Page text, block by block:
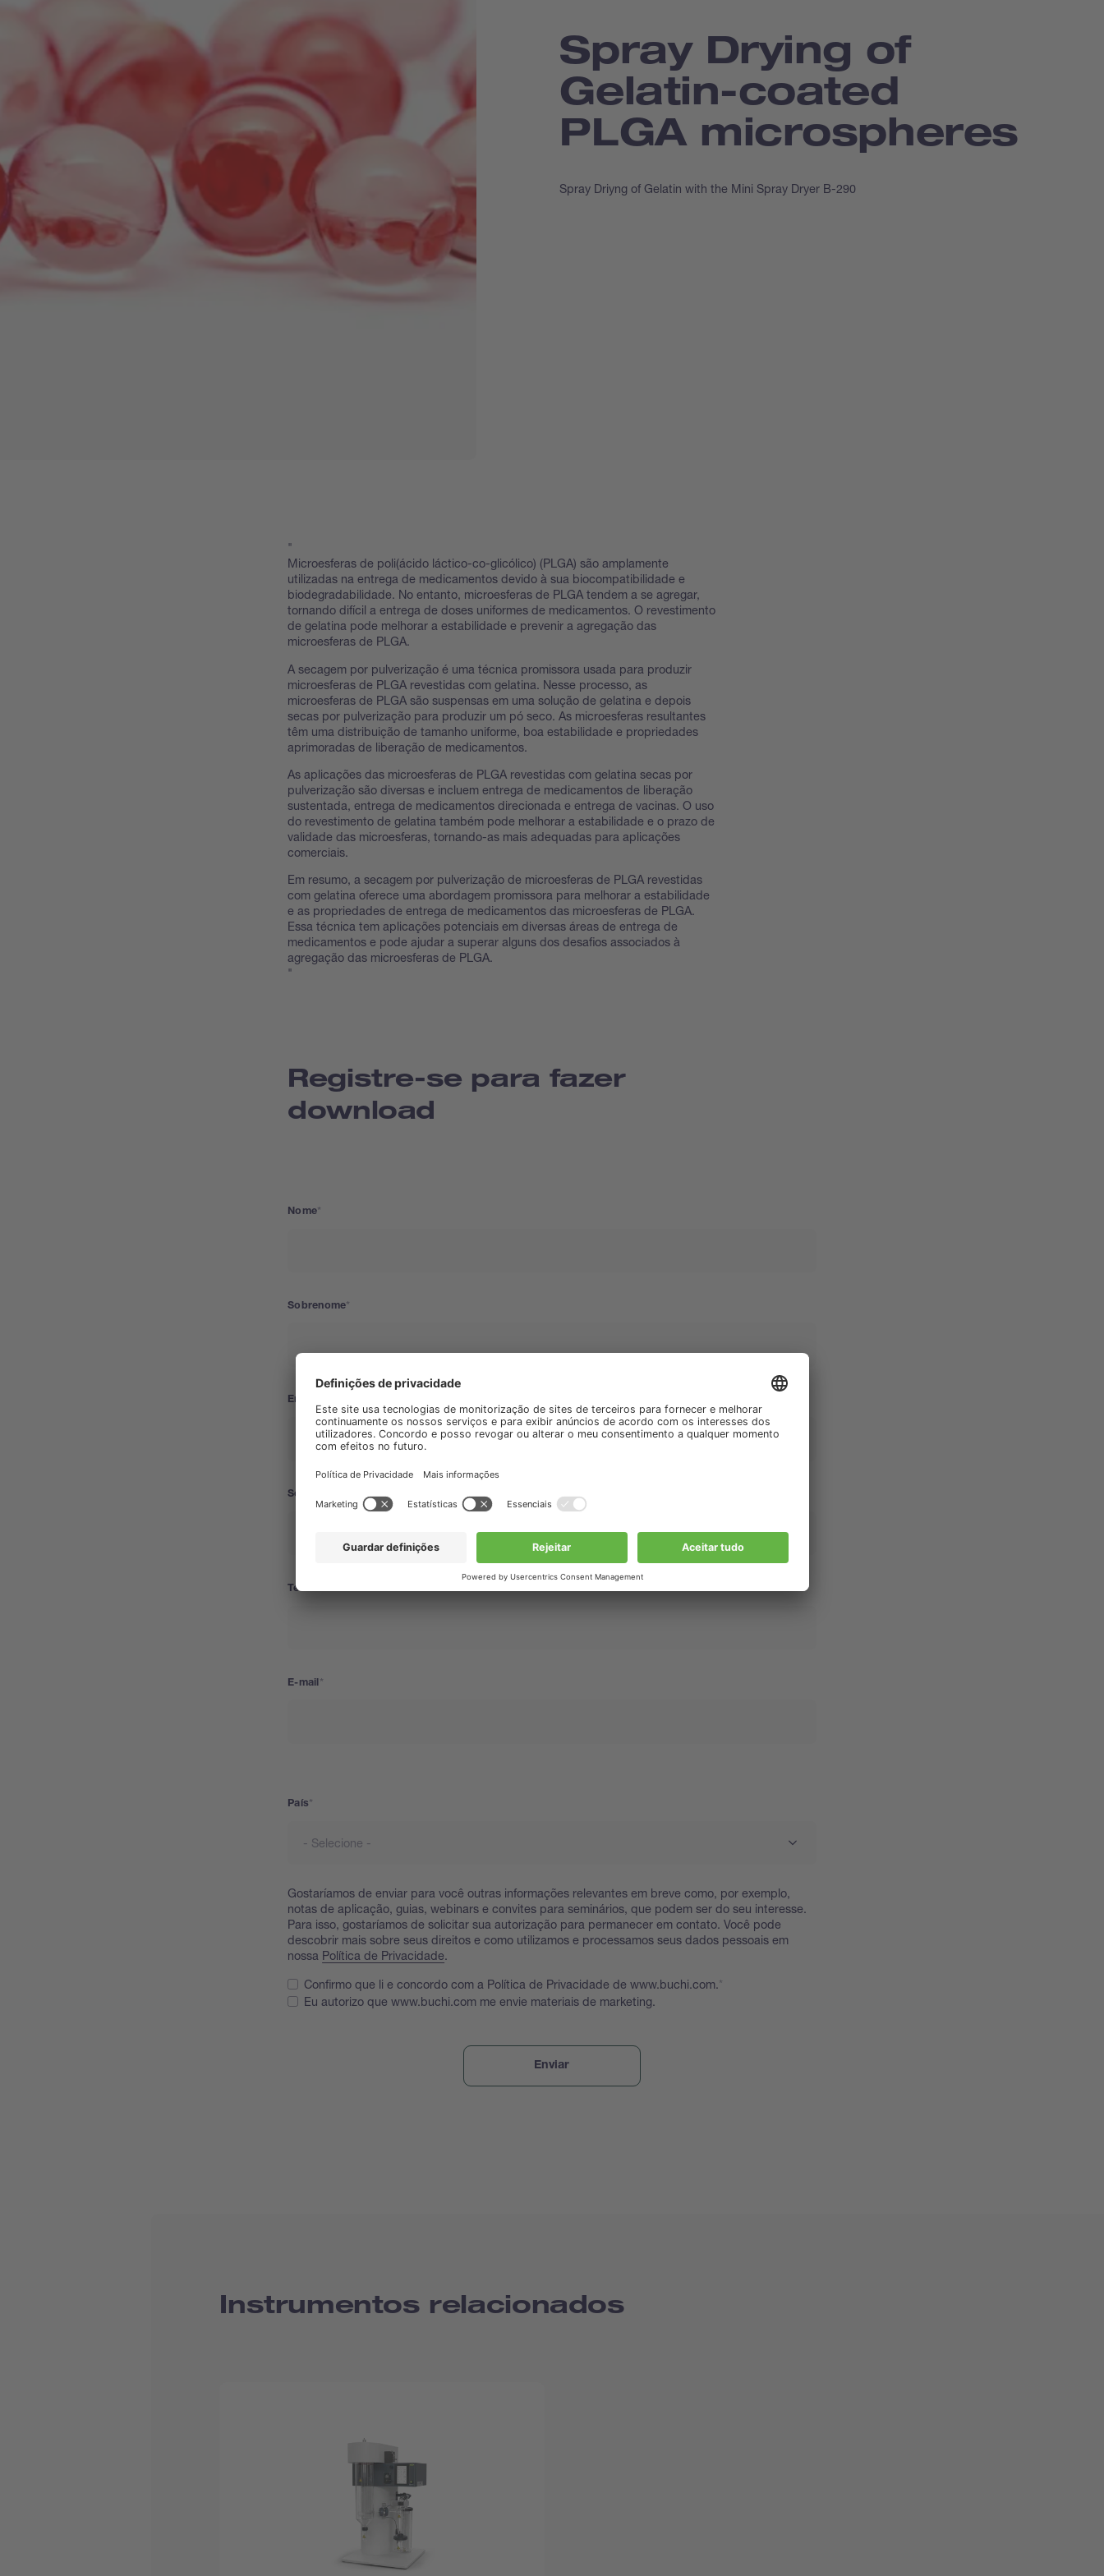
Spray Drying of
Gelatin-coated
PLGA microspheres
Spray Driyng of Gelatin with the Mini Spray Dryer B-290
"
Microesferas de poli(ácido láctico-co-glicólico) (PLGA) são amplamente
utilizadas na entrega de medicamentos devido à sua biocompatibilidade e
biodegradabilidade. No entanto, microesferas de PLGA tendem a se agregar,
tornando difícil a entrega de doses uniformes de medicamentos. O revestimento
de gelatina pode melhorar a estabilidade e prevenir a agregação das
microesferas de PLGA.
A secagem por pulverização é uma técnica promissora usada para produzir
microesferas de PLGA revestidas com gelatina. Nesse processo, as
microesferas de PLGA são suspensas em uma solução de gelatina e depois
secas por pulverização para produzir um pó seco. As microesferas resultantes
têm uma distribuição de tamanho uniforme, boa estabilidade e propriedades
aprimoradas de liberação de medicamentos.
As aplicações das microesferas de PLGA revestidas com gelatina secas por
pulverização são diversas e incluem entrega de medicamentos de liberação
sustentada, entrega de medicamentos direcionada e entrega de vacinas. O uso
do revestimento de gelatina também pode melhorar a estabilidade e o prazo de
validade das microesferas, tornando-as mais adequadas para aplicações
comerciais.
Em resumo, a secagem por pulverização de microesferas de PLGA revestidas
com gelatina oferece uma abordagem promissora para melhorar a estabilidade
e as propriedades de entrega de medicamentos das microesferas de PLGA.
Essa técnica tem aplicações potenciais em diversas áreas de entrega de
medicamentos e pode ajudar a superar alguns dos desafios associados à
agregação das microesferas de PLGA.
"
Registre-se para fazer
download
Nome
Sobrenome
Empresa/Universidade
Segmento
Telefone
E-mail
País
Gostaríamos de enviar para você outras informações relevantes em breve como, por exemplo,
notas de aplicação, guias, webinars e convites para seminários, que podem ser do seu interesse.
Para isso, gostaríamos de solicitar sua autorização para permanecer em contato. Você pode
descobrir mais sobre seus direitos e como utilizamos e processamos seus dados pessoais em
nossa Política de Privacidade.
Confirmo que li e concordo com a Política de Privacidade de www.buchi.com.
Eu autorizo que www.buchi.com me envie materiais de marketing.
Instrumentos relacionados